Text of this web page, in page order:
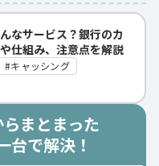
なサービス？銀行のカ
仕組み、注意点を解説
キャッシング
まとまった
台で解決！